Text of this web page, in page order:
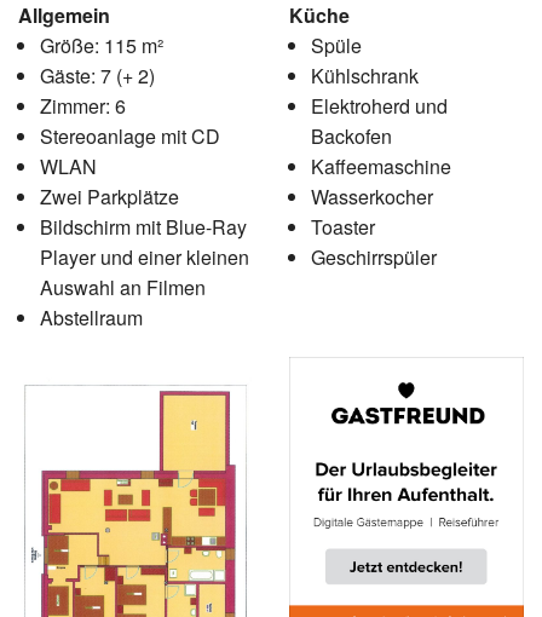
Allgemein
Größe: 115 m²
Gäste: 7 (+ 2)
Zimmer: 6
Stereoanlage mit CD
WLAN
Zwei Parkplätze
Bildschirm mit Blue-Ray
Player und einer kleinen
Auswahl an Filmen
Abstellraum
Küche
Spüle
Kühlschrank
Elektroherd und
Backofen
Kaffeemaschine
Wasserkocher
Toaster
Geschirrspüler